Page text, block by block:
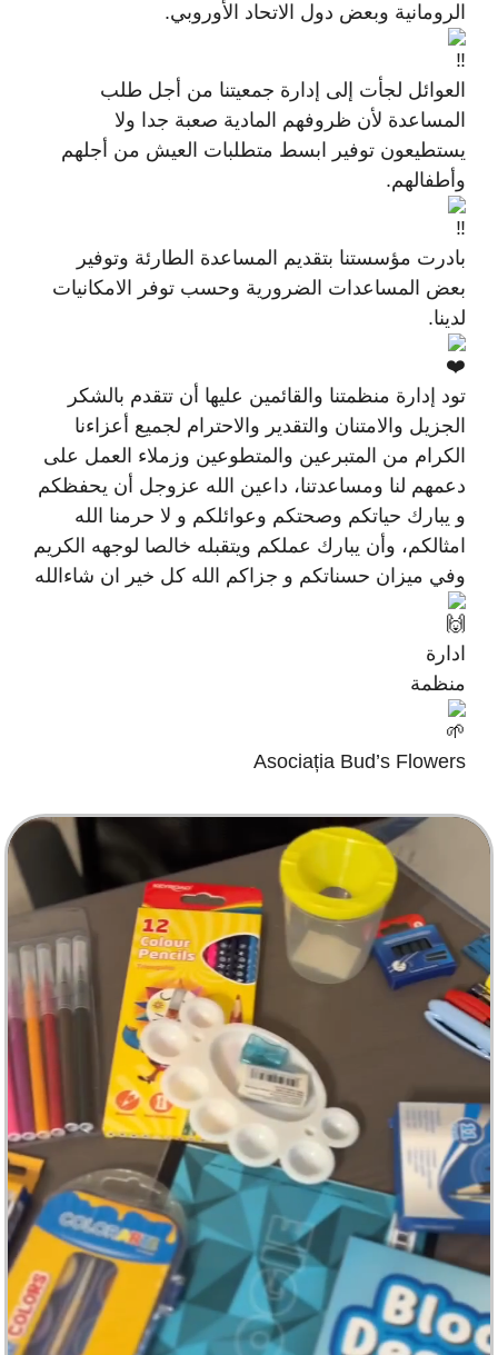
الرومانية وبعض دول الاتحاد الأوروبي.
العوائل لجأت إلى إدارة جمعيتنا من أجل طلب
المساعدة لأن ظروفهم المادية صعبة جدا ولا
يستطيعون توفير ابسط متطلبات العيش من أجلهم
وأطفالهم.
بادرت مؤسستنا بتقديم المساعدة الطارئة وتوفير
بعض المساعدات الضرورية وحسب توفر الامكانيات
لدينا.
تود إدارة منظمتنا والقائمين عليها أن تتقدم بالشكر
الجزيل والامتنان والتقدير والاحترام لجميع أعزاءنا
الكرام من المتبرعين والمتطوعين وزملاء العمل على
دعمهم لنا ومساعدتنا، داعين الله عزوجل أن يحفظكم
و يبارك حياتكم وصحتكم وعوائلكم و لا حرمنا الله
امثالكم، وأن يبارك عملكم ويتقبله خالصا لوجهه الكريم
وفي ميزان حسناتكم و جزاكم الله كل خير ان شاءالله
ادارة
منظمة
Asociația Bud’s Flowers